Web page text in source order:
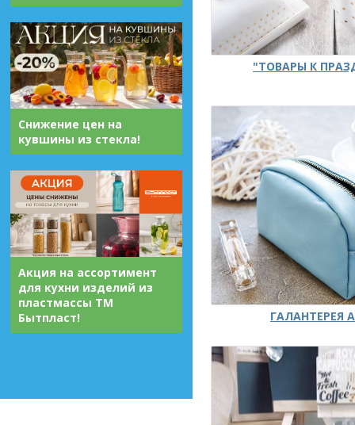
Снижение цен на
кувшины из стекла!
Акция на ассортимент
для кухни изделий из
пластмассы ТМ
Бытпласт!
"ТОВАРЫ К
ГАЛАНТЕРЕЯ